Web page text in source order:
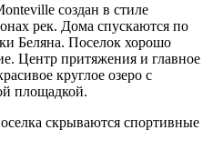
создан в стиле
рек. Дома спускаются по
Беляна. Поселок хорошо
Центр притяжения и главное
круглое озеро с
площадкой.
скрываются спортивные